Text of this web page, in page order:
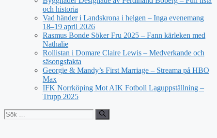
och historia
Vad händer i Landskrona i helgen – Inga evenemang
18–19 april 2026
Rasmus Bonde Söker Fru 2025 – Fann kärleken med
Nathalie
Rollistan i Domare Claire Lewis – Medverkande och
säsongsfakta
Georgie & Mandy’s First Marriage – Streama på HBO
Max
IFK Norrköping Mot AIK Fotboll Laguppställning –
Trupp 2025
Sök
efter: